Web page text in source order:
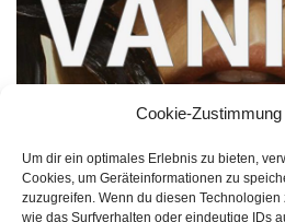
Cookie-
Um dir ein optimales Erlebnis zu bieten,
Cookies, um Geräteinformationen zu
zuzugreifen. Wenn du diesen
wie das Surfverhalten oder eindeutige IDs
Absolut Vanilia